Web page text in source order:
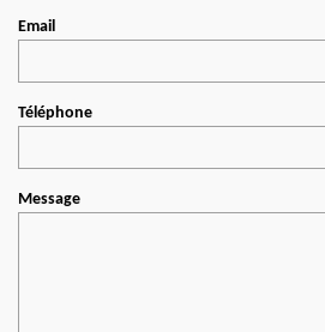
Email
Téléphone
Message